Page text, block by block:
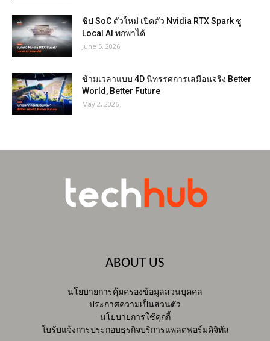
ชิป SoC ตัวใหม่ เปิดตัว Nvidia RTX Spark ชู
Local AI พกพาได้
June 5, 2026
ข้ามเวลาแบบ 4D นิทรรศการเสมือนจริง Better
World, Better Future
May 2, 2026
ABOUT US
นโยบายการคุ้มครองข้อมูลส่วนบุคคล
ประกาศความเป็นส่วนตัว
นโยบายการใช้คุกกี้
ใบรับแจ้งการประกอบธุรกิจบริการแพลตฟอร์มดิจิทัล